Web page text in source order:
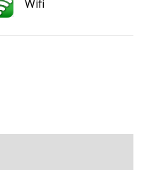
Wifi